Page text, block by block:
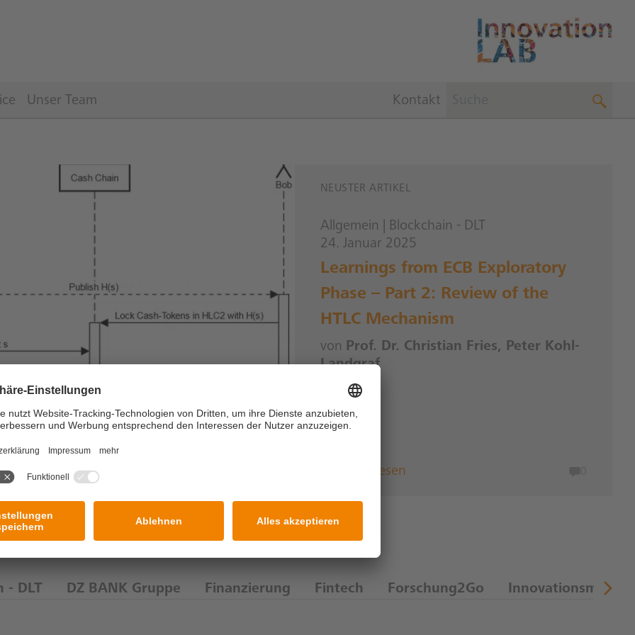
Unser Team Kontakt
NEUSTER ARTIKEL
Allgemein
Blockchain - DLT
24. Januar 2025
Learnings from ECB Exploratory
Phase – Part 2: Review of the
HTLC Mechanism
von Prof. Dr. Christian Fries, Peter Kohl-
Landgraf
Weiterlesen
- DLT DZ BANK Gruppe Finanzierung Fintech Forschung2Go